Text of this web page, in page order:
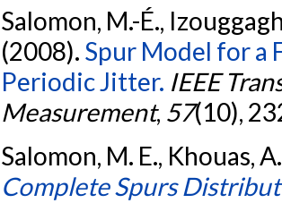
Salomon, M.-É.,
(2008). Spur Model for a
Periodic Jitter. IEEE
Measurement, 57(10),
Salomon, M. E., Khouas,
Complete Spurs